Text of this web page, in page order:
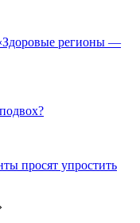
регионы —
просят упростить